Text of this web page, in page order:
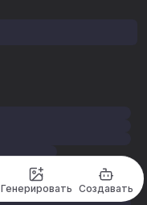
Генерировать Создавать